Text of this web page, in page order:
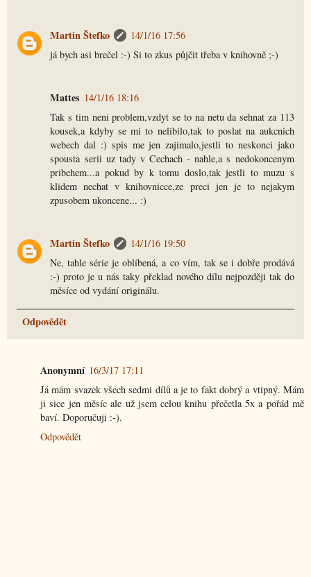
Martin Štefko
14/1/16 17:56
já bych asi brečel :-) Si to zkus půjčit třeba v knihovně ;-)
Mattes 14/1/16 18:16
Tak s tim neni problem,vzdyt se to na netu da sehnat za 113
kousek,a kdyby se mi to nelibilo,tak to poslat na aukcnich
webech dal :) spis me jen zajimalo,jestli to neskonci jako
spousta serii uz tady v Cechach - nahle,a s nedokoncenym
pribehem...a pokud by k tomu doslo,tak jestli to muzu s
klidem nechat v knihovnicce,ze preci jen je to nejakym
zpusobem ukoncene... :)
Martin Štefko
14/1/16 19:50
Ne, tahle série je oblíbená, a co vím, tak se i dobře prodává
:-) proto je u nás taky překlad nového dílu nejpozději tak do
měsíce od vydání originálu.
Odpovědět
Anonymní 16/3/17 17:11
Já mám svazek všech sedmi dílů a je to fakt dobrý a vtipný. Mám
ji sice jen měsíc ale už jsem celou knihu přečetla 5x a pořád mě
baví. Doporučuji :-).
Odpovědět